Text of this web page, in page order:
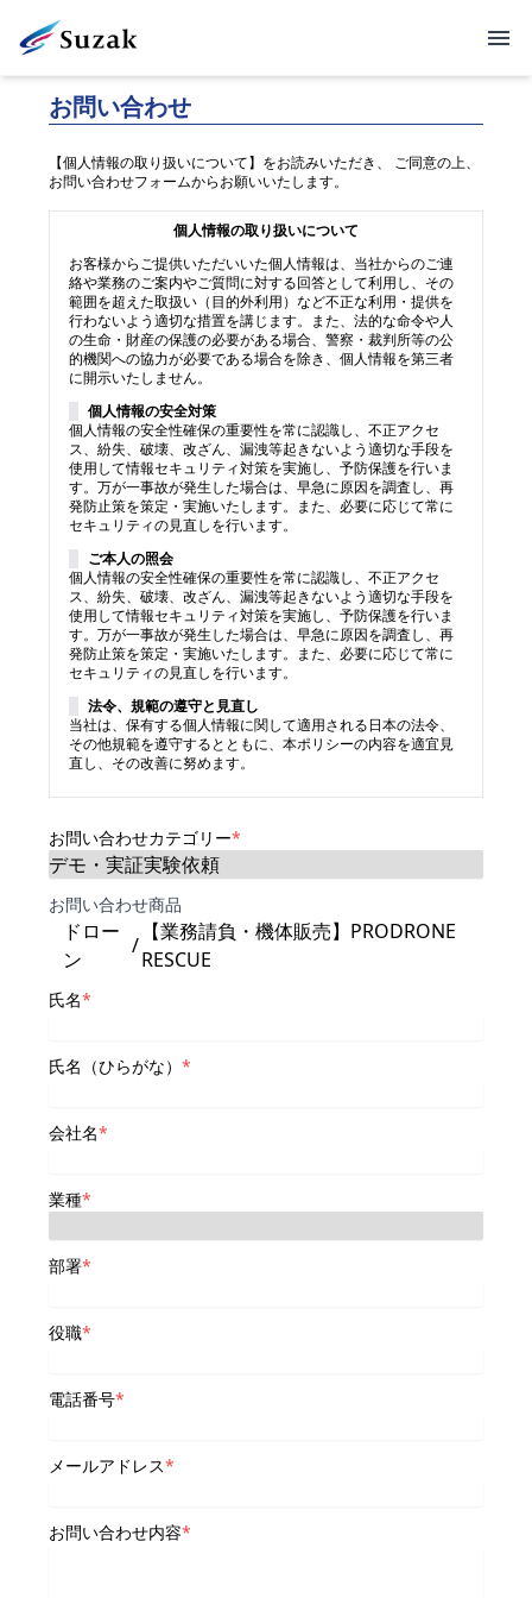
お問い合わせ
【個人情報の取り扱いについて】をお読みいただき、 ご同意の上、
お問い合わせフォームからお願いいたします。
個人情報の取り扱いについて
お客様からご提供いただいいた個人情報は、当社からのご連
絡や業務のご案内やご質問に対する回答として利用し、その
範囲を超えた取扱い（目的外利用）など不正な利用・提供を
行わないよう適切な措置を講じます。また、法的な命令や人
の生命・財産の保護の必要がある場合、警察・裁判所等の公
的機関への協力が必要である場合を除き、個人情報を第三者
に開示いたしません。
個人情報の安全対策
個人情報の安全性確保の重要性を常に認識し、不正アクセ
ス、紛失、破壊、改ざん、漏洩等起きないよう適切な手段を
使用して情報セキュリティ対策を実施し、予防保護を行いま
す。万が一事故が発生した場合は、早急に原因を調査し、再
発防止策を策定・実施いたします。また、必要に応じて常に
セキュリティの見直しを行います。
ご本人の照会
個人情報の安全性確保の重要性を常に認識し、不正アクセ
ス、紛失、破壊、改ざん、漏洩等起きないよう適切な手段を
使用して情報セキュリティ対策を実施し、予防保護を行いま
す。万が一事故が発生した場合は、早急に原因を調査し、再
発防止策を策定・実施いたします。また、必要に応じて常に
セキュリティの見直しを行います。
法令、規範の遵守と見直し
当社は、保有する個人情報に関して適用される日本の法令、
その他規範を遵守するとともに、本ポリシーの内容を適宜見
直し、その改善に努めます。
お問い合わせカテゴリー*
お問い合わせ商品
ドロー
ン
/
【業務請負・機体販売】PRODRONE
RESCUE
氏名*
氏名（ひらがな） *
会社名*
業種*
部署*
役職*
電話番号*
メールアドレス*
お問い合わせ内容*